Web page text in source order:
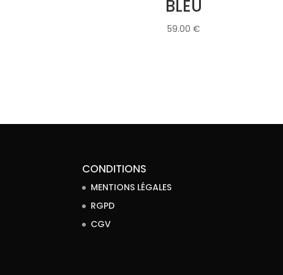
BLEU
59.00 €
CONDITIONS
MENTIONS LÉGALES
RGPD
CGV